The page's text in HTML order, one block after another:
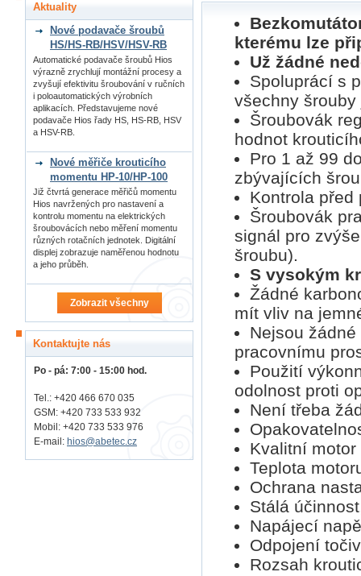
kterému lze
Už žádné
Spoluprácí s
všechny šrouby
Šroubovák
hodnot
Pro 1 až 99
zbývajících
Kontrola před
Šroubovák
signál pro
šroubu).
S vysokým
Žádné
mít vliv na
Nejsou
pracovnímu
Použití
odolnost proti
Není třeba
Kvalitní
Teplota
Ochrana
Stálá
Napájecí
Odpojení
Rozsah
Aktuality
Nové podavače šroubů
HS/HS-RB/HSV/HSV-RB
Automatické podavače šroubů Hios
výrazně zrychlují montážní procesy a
zvyšují efektivitu šroubování v ručních
i poloautomatických výrobních
aplikacích. Představujeme nové
podavače Hios řady HS, HS-RB, HSV
a HSV-RB.
Nové měřiče krouticího
momentu HP-10/HP-100
Již čtvrtá generace měřičů momentu
Hios navržených pro nastavení a
kontrolu momentu na elektrických
šroubovácích nebo měření momentu
různých rotačních jednotek. Digitální
displej zobrazuje naměřenou hodnotu
a jeho průběh.
Zobrazit všechny
Kontaktujte nás
Po - pá: 7:00 - 15:00 hod.
Tel.: +420 466 670 035
GSM: +420 733 533 932
Mobil: +420 733 533 976
E-mail: hios@abetec.cz